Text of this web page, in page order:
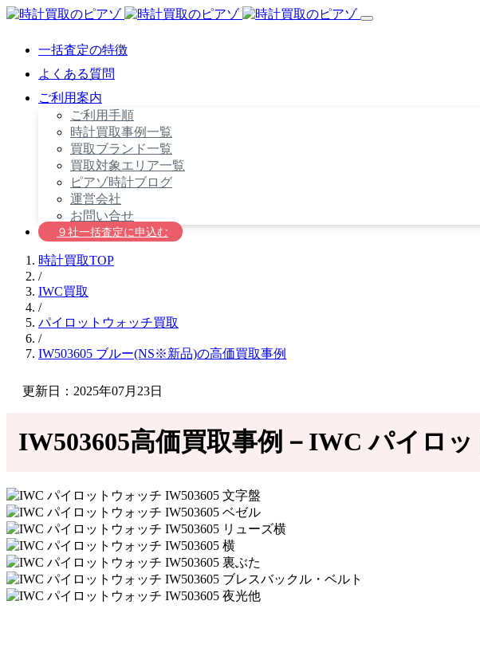
一括査定の特徴
よくある質問
ご利用案内
ご利用手順
時計買取事例一覧
買取ブランド一覧
買取対象エリア一覧
ピアゾ時計ブログ
運営会社
お問い合せ
９社一括査定に申込む
時計買取TOP
/
IWC買取
/
パイロットウォッチ買取
/
IW503605 ブルー(NS※新品)の高価買取事例
更新日：2025年07月23日
IW503605高価買取事例－IWC パイロ